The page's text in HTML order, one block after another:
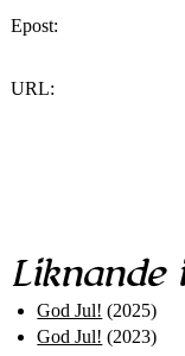
Epost:
URL:
Liknande
God Jul! (2025)
God Jul! (2023)